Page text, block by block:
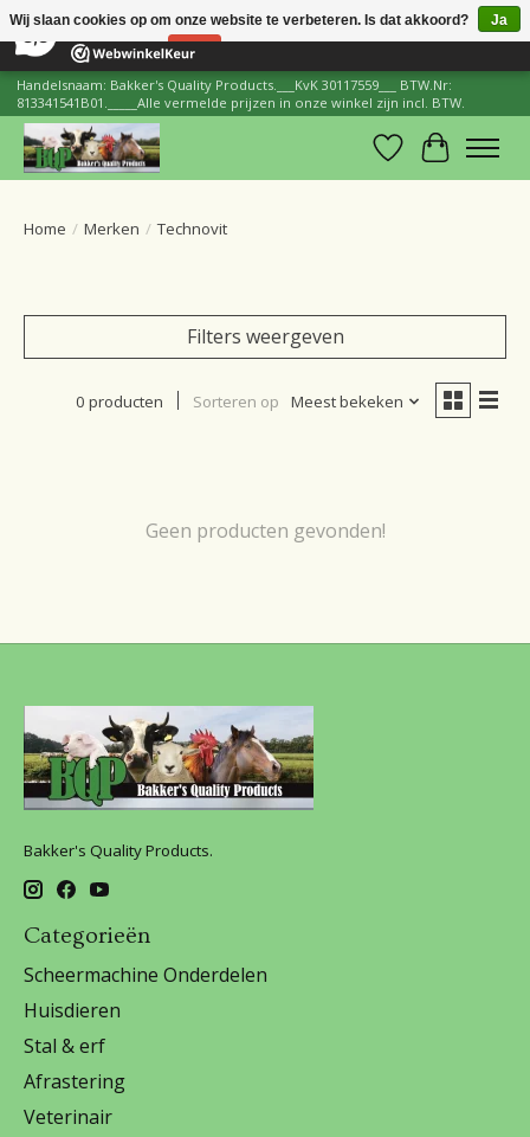
206 Reviews ×
Handelsnaam: Bakker's Quality Products.___KvK 30117559___ BTW.Nr:
813341541B01._____Alle vermelde prijzen in onze winkel zijn incl. BTW.
Verlanglijst
Home / Merken / Technovit
Filters weergeven
0 producten Sorteren op Meest bekeken
Geen producten gevonden!
Bakker's Quality Products.
Categorieën
Scheermachine Onderdelen
Huisdieren
Stal & erf
Afrastering
Veterinair
Wij slaan cookies op om onze website te verbeteren. Is dat akkoord?
Ja
Nee